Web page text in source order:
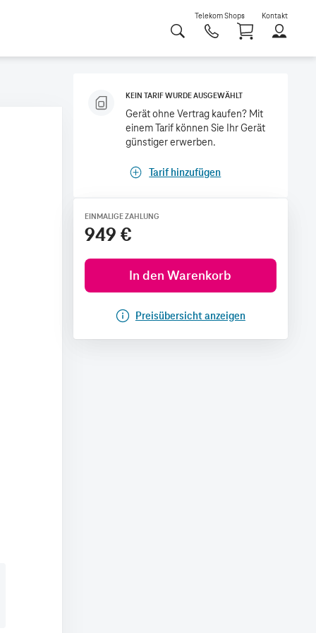
Telekom Shops Kontakt
KEIN TARIF WURDE AUSGEWÄHLT
Gerät ohne Vertrag kaufen? Mit
einem Tarif können Sie Ihr Gerät
günstiger erwerben.
Tarif hinzufügen
EINMALIGE ZAHLUNG
949 €
In den Warenkorb
Preisübersicht anzeigen